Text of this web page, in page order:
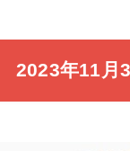
2023年11月